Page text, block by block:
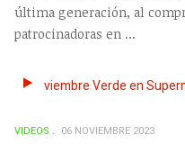
última generación, al
patrocinadoras en ...
VIDEOS 06 NOVIEMBRE 2023